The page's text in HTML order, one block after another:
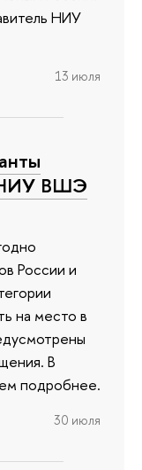
НИУ
13 июля
НИУ ВШЭ
России и
на место в
В
подробнее.
30 июля